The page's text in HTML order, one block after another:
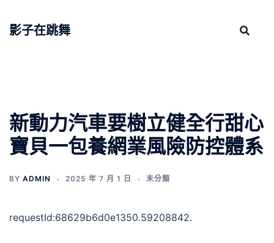
影子在跳舞
新動力汽車要樹立健全行甜心
寶貝一包養網業風險防控體系
BY ADMIN 2025 年 7 月 1 日 未分類
requestId:68629b6d0e1350.59208842.